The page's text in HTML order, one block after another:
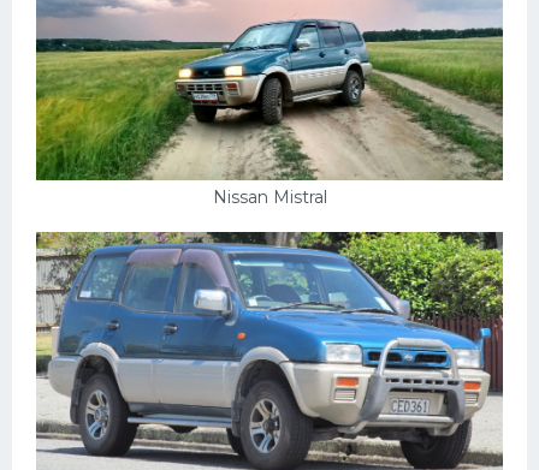
Nissan Mistral